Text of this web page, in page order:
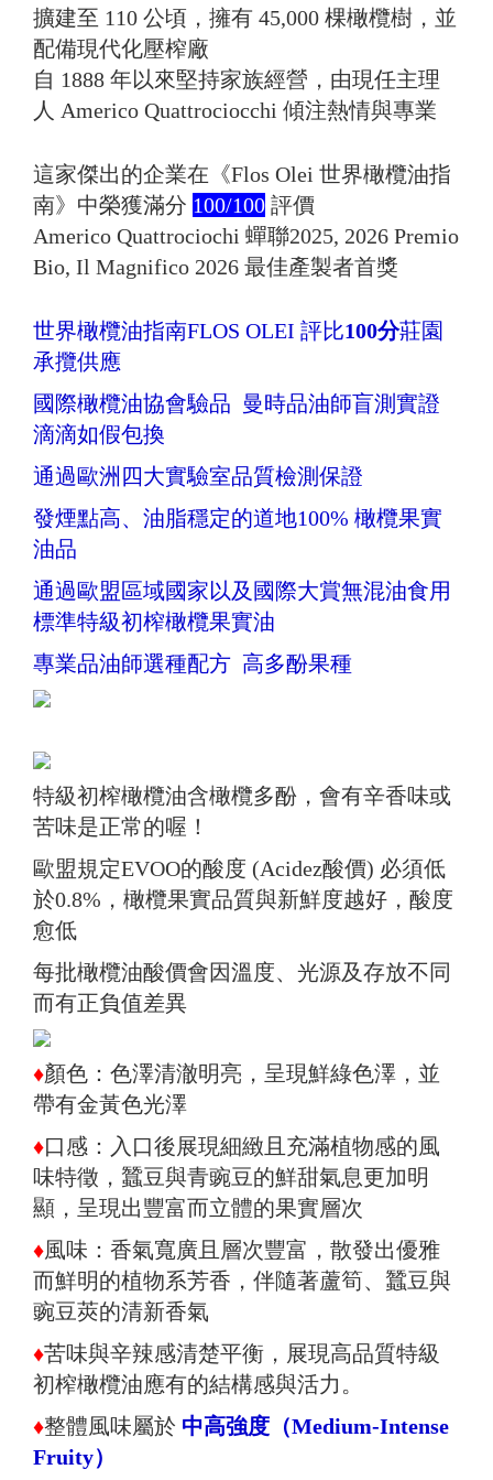
擴建至 110 公頃，擁有 45,000 棵橄欖樹，並
配備現代化壓榨廠
自 1888 年以來堅持家族經營，由現任主理
人 Americo Quattrociocchi 傾注熱情與專業
這家傑出的企業在《Flos Olei 世界橄欖油指
南》中榮獲滿分 100/100 評價
Americo Quattrociochi 蟬聯2025, 2026 Premio
Bio, Il Magnifico 2026 最佳產製者首獎
世界橄欖油指南FLOS OLEI 評比100分莊園
承攬供應
國際橄欖油協會驗品 曼時品油師盲測實證
滴滴如假包換
通過歐洲四大實驗室品質檢測保證
發煙點高、油脂穩定的道地100% 橄欖果實
油品
通過歐盟區域國家以及國際大賞無混油食用
標準特級初榨橄欖果實油
專業品油師選種配方 高多酚果種
特級初榨橄欖油含橄欖多酚，會有辛香味或
苦味是正常的喔！
歐盟規定EVOO的酸度 (Acidez酸價) 必須低
於0.8%，橄欖果實品質與新鮮度越好，酸度
愈低
每批橄欖油酸價會因溫度、光源及存放不同
而有正負值差異
♦顏色：色澤清澈明亮，呈現鮮綠色澤，並
帶有金黃色光澤
♦口感：入口後展現細緻且充滿植物感的風
味特徵，蠶豆與青豌豆的鮮甜氣息更加明
顯，呈現出豐富而立體的果實層次
♦風味： 香氣寬廣且層次豐富，散發出優雅
而鮮明的植物系芳香，伴隨著蘆筍、蠶豆與
豌豆莢的清新香氣
♦苦味與辛辣感清楚平衡，展現高品質特級
初榨橄欖油應有的結構感與活力。
♦整體風味屬於 中高強度（Medium-Intense
Fruity）